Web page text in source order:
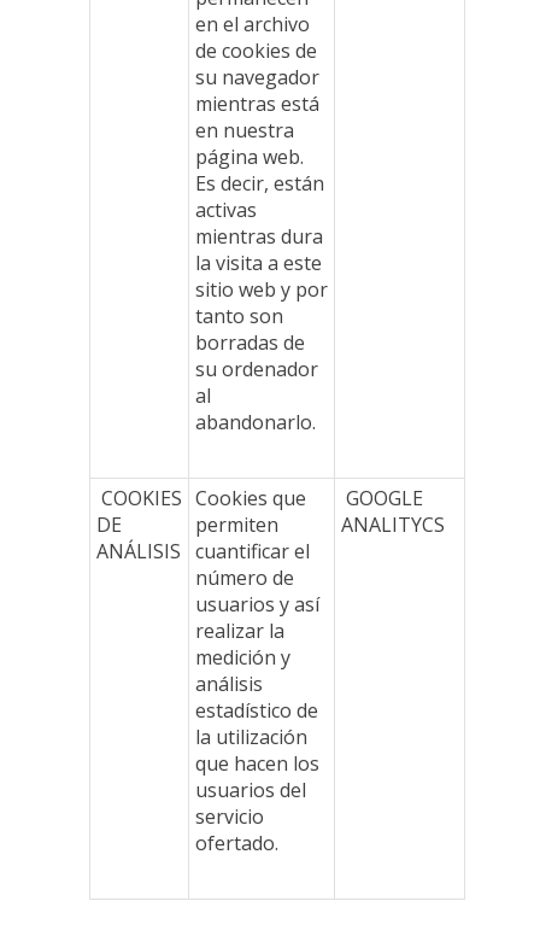
en el archivo
de cookies de
su navegador
mientras está
en nuestra
página web.
Es decir, están
activas
mientras dura
la visita a este
sitio web y por
tanto son
borradas de
su ordenador
al
abandonarlo.
COOKIES
DE
ANÁLISIS
Cookies que
permiten
cuantificar el
número de
usuarios y así
realizar la
medición y
análisis
estadístico de
la utilización
que hacen los
usuarios del
servicio
ofertado.
GOOGLE
ANALITYCS